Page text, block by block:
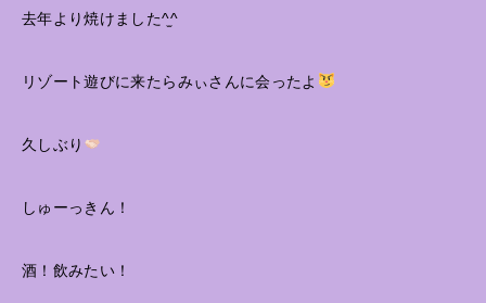
去年より焼けました^̫^
リゾート遊びに来たらみぃさんに会ったよ
久しぶり
しゅーっきん！
酒！飲みたい！